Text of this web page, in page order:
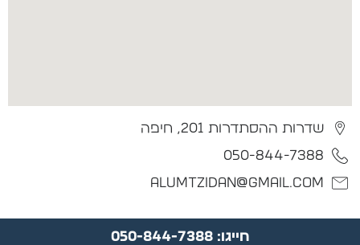
שדרות ההסתדרות 201, חיפה
050-844-7388
alumtzidan@gmail.com
חייגו: 050-844-7388